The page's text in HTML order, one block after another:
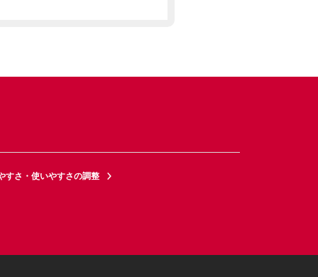
すさ・使いやすさの調整